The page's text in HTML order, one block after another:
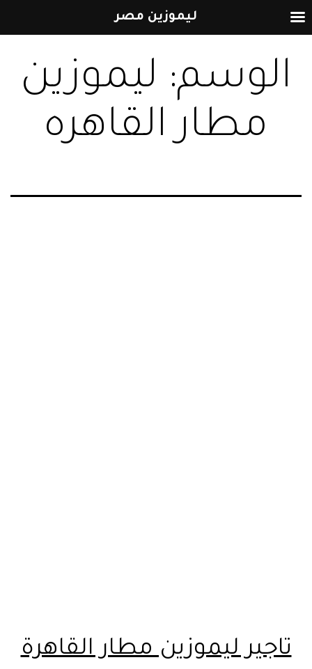
المحتوى
الوسم: ليموزين
مطار القاهره
تاجير ليموزين مطار القاهرة
ليموزين مصر